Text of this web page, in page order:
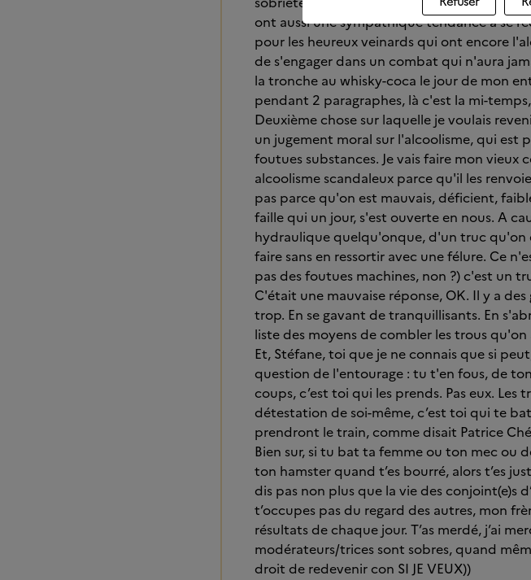
ont aussi une sympathique tendance à se
pour les heureux veinards qui ont encore
de s'engager dans un combat qui n'aura
la tronche au whisky-coca le jour de mon
pendant 2 paragraphes, là c'est la mi-
Deuxième chose sur laquelle je voulais
un jugement moral sur l'alcoolisme, qui est
foutues substances. Je vais faire mon vieux
alcoolisme scandaleux parce qu'il les
pas parce qu'on est mauvais, déficient,
faille qui un jour, s'est ouverte en nous. A
hydraulique quelqu'onque, d'un truc
faire sans en ressortir avec une félure. Ce
pas des foutues machines, non ?) c'est un
C'était une mauvaise réponse, OK. Il y a
trop. En se gavant de tranquillisants. En
liste des moyens de combler les trous qu'on
Et, Stéfane, toi que je ne connais que si
question de l'entourage : tu t'en fous, de
coups, c’est toi qui les prends. Pas eux.
détestation de soi-même, c’est toi qui te
prendront le train, comme disait Patrice
Bien sur, si tu bat ta femme ou ton mec ou
ton hamster quand t’es bourré, alors t’es
dis pas non plus que la vie des conjoint(e)s
t’occupes pas du regard des autres, mon
résultats de chaque jour. T’as merdé, j’ai
modérateurs/trices sont sobres, quand
droit de redevenir con SI JE VEUX))